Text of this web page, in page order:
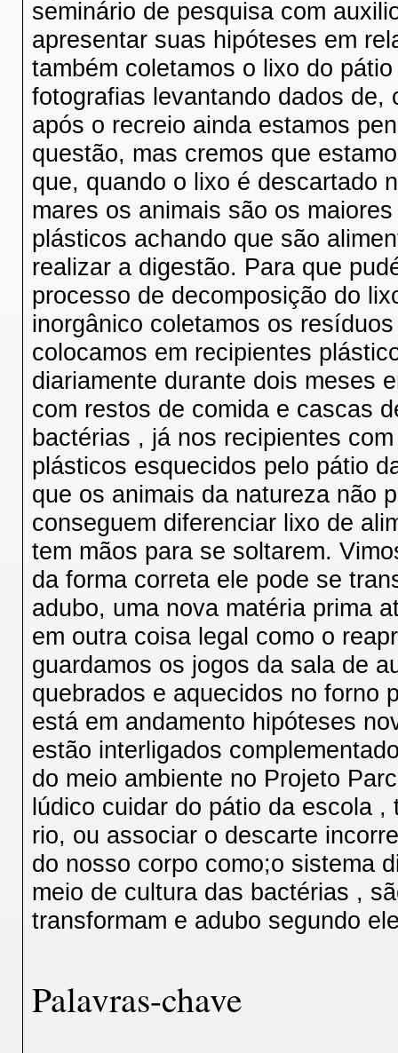
seminário de pesquisa com
apresentar suas hipóteses em
também coletamos o lixo do
fotografias levantando dados
após o recreio ainda estamos
questão, mas cremos que
que, quando o lixo é descartado
mares os animais são os
plásticos achando que são
realizar a digestão. Para que
processo de decomposição do
inorgânico coletamos os
colocamos em recipientes
diariamente durante dois meses
com restos de comida e cascas
bactérias , já nos recipientes
plásticos esquecidos pelo pátio
que os animais da natureza não
conseguem diferenciar lixo de
tem mãos para se soltarem.
da forma correta ele pode se
adubo, uma nova matéria prima
em outra coisa legal como o
guardamos os jogos da sala de
quebrados e aquecidos no forno
está em andamento hipóteses
estão interligados
do meio ambiente no Projeto
lúdico cuidar do pátio da escola
rio, ou associar o descarte
do nosso corpo como;o sistema
meio de cultura das bactérias ,
transformam e adubo segundo
Palavras-chave